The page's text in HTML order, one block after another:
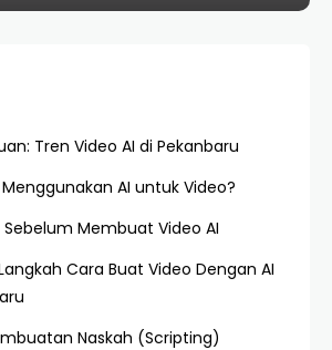
Tren Video AI di Pekanbaru
AI untuk Video?
Sebelum Membuat Video AI
Cara Buat Video Dengan AI
Naskah (Scripting)